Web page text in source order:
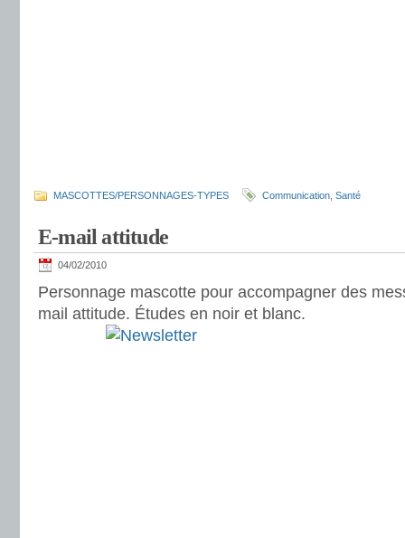
MASCOTTES/PERSONNAGES-TYPES Communication Santé
E-mail attitude
04/02/2010
Personnage mascotte pour accompagner des
mail attitude. Études en noir et blanc.